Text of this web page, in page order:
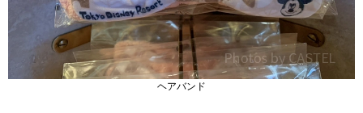
ヘアバンド